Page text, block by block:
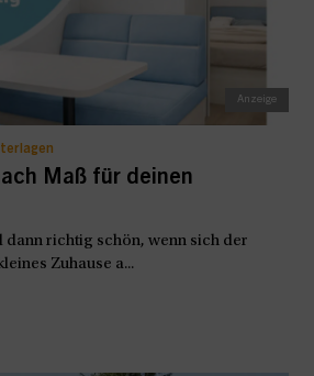
Maß für deinen
dann richtig schön, wenn sich der
Zuhause a...